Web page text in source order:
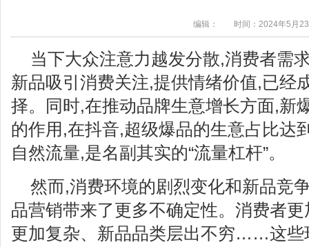
编辑： 时间：2024年5月
当下大众注意力越发分散,消费者需
新品吸引消费关注,提供情绪价值,已经
择。同时,在推动品牌生意增长方面,新
的作用,在抖音,超级爆品的生意占比达
自然流量,是名副其实的“流量杠杆”。
然而,消费环境的剧烈变化和新品竞
品营销带来了更多不确定性。消费者
更加复杂、新品品类层出不穷……这些